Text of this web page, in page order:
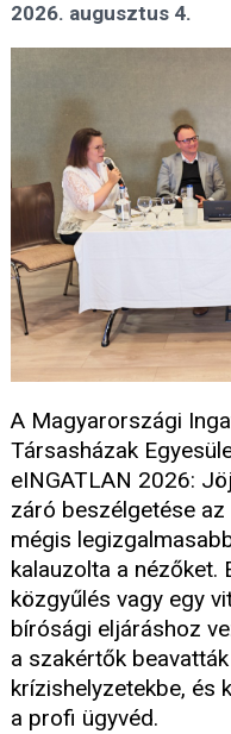
2026. augusztus 4.
A Magyarországi
Társasházak
eINGATLAN 2026:
záró beszélgetése
mégis
kalauzolta a nézőket.
közgyűlés vagy egy
bírósági eljáráshoz
a szakértők
krízishelyzetekbe, és
a profi ügyvéd.